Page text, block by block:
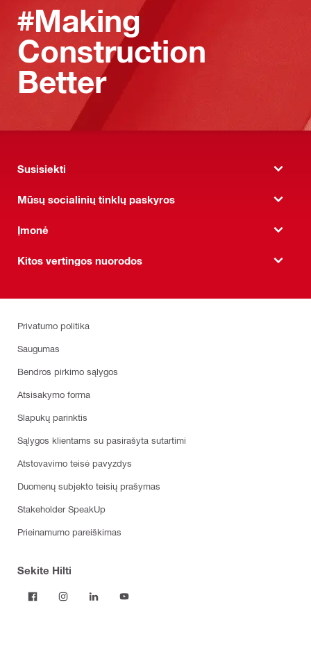
#Making
Construction
Better
Susisiekti
Mūsų socialinių tinklų paskyros
Įmonė
Kitos vertingos nuorodos
Privatumo politika
Saugumas
Bendros pirkimo sąlygos
Atsisakymo forma
Slapukų parinktis
Sąlygos klientams su pasirašyta sutartimi
Atstovavimo teisė pavyzdys
Duomenų subjekto teisių prašymas
Stakeholder SpeakUp
Prieinamumo pareiškimas
Sekite Hilti